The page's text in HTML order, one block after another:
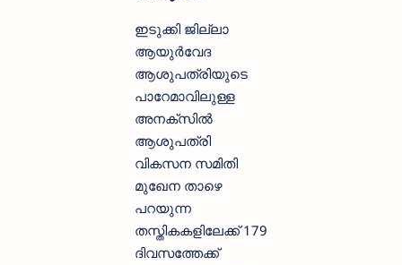
ഇടുക്കി ജില്ലാ
ആയുര്‍വേദ
ആശുപത്രിയുടെ
പാറേമാവിലുള്ള
അനക്‌സില്‍
ആശുപത്രി
വികസന സമിതി
മുഖേന താഴെ
പറയുന്ന
തസ്തികകളിലേക്ക് 179
ദിവസത്തേക്ക്